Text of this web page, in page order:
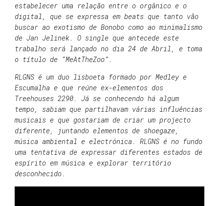
estabelecer uma relação entre o orgânico e o
digital, que se expressa em beats que tanto vão
buscar ao exotismo de Bonobo como ao minimalismo
de Jan Jelinek. O single que antecede este
trabalho será lançado no dia 24 de Abril, e toma
o título de “MeAtTheZoo”.
RLGNS é um duo lisboeta formado por Medley e
Escumalha e que reúne ex-elementos dos
Treehouses 2290. Já se conhecendo há algum
tempo, sabiam que partilhavam várias influências
musicais e que gostariam de criar um projecto
diferente, juntando elementos de shoegaze,
música ambiental e electrónica. RLGNS é no fundo
uma tentativa de expressar diferentes estados de
espírito em música e explorar território
desconhecido.